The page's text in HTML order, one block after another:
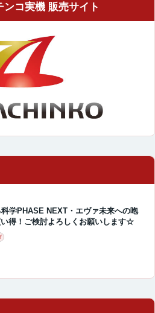
コ実機 販売サイト
学PHASE NEXT・エヴァ未来への咆
得！ご検討よろしくお願いします☆